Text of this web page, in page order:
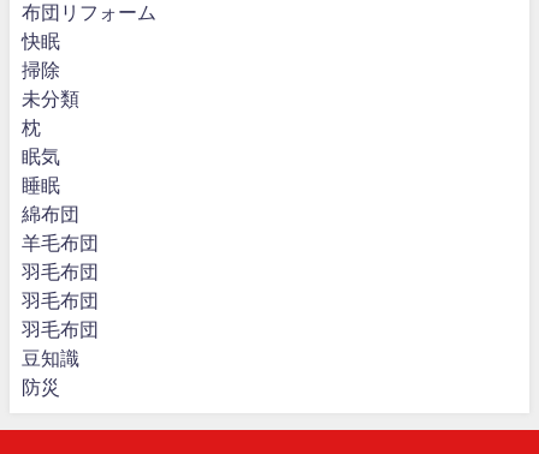
布団リフォーム
快眠
掃除
未分類
枕
眠気
睡眠
綿布団
羊毛布団
羽毛布団
羽毛布団
羽毛布団
豆知識
防災